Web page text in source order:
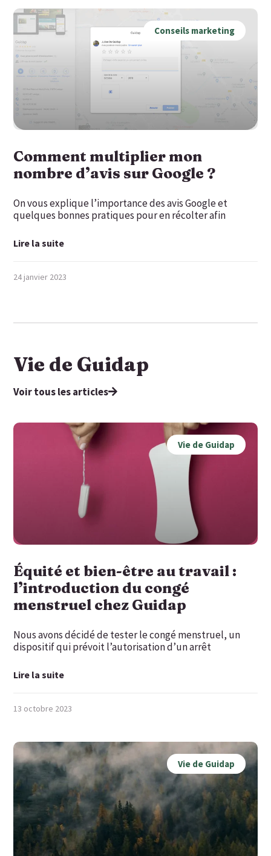
Conseils marketing
Comment multiplier mon
nombre d’avis sur Google ?
On vous explique l’importance des avis Google et
quelques bonnes pratiques pour en récolter afin
Lire la suite
24 janvier 2023
Vie de Guidap
Voir tous les articles
Vie de Guidap
Équité et bien-être au travail :
l’introduction du congé
menstruel chez Guidap
Nous avons décidé de tester le congé menstruel, un
dispositif qui prévoit l’autorisation d’un arrêt
Lire la suite
13 octobre 2023
Vie de Guidap